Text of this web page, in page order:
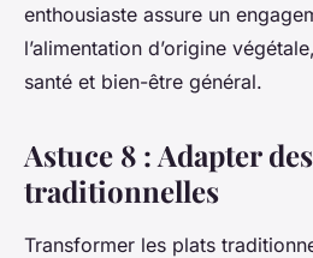
enthousiaste assure un
l’alimentation d’origine
santé et bien-être général.
Astuce 8 : Adapter
traditionnelles
Transformer les plats